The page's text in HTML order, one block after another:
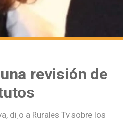
revisión de
dijo a Rurales Tv sobre los